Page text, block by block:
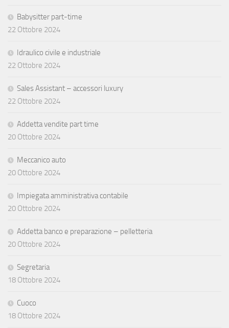
Babysitter part-time
22 Ottobre 2024
Idraulico civile e industriale
22 Ottobre 2024
Sales Assistant – accessori luxury
22 Ottobre 2024
Addetta vendite part time
20 Ottobre 2024
Meccanico auto
20 Ottobre 2024
Impiegata amministrativa contabile
20 Ottobre 2024
Addetta banco e preparazione – pelletteria
20 Ottobre 2024
Segretaria
18 Ottobre 2024
Cuoco
18 Ottobre 2024